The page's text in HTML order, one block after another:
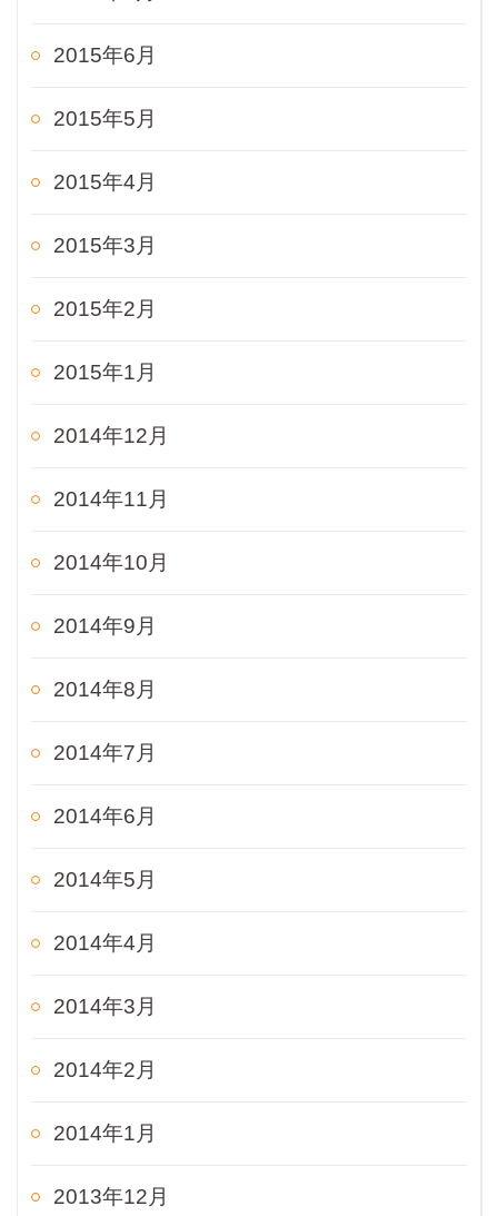
2015年6月
2015年5月
2015年4月
2015年3月
2015年2月
2015年1月
2014年12月
2014年11月
2014年10月
2014年9月
2014年8月
2014年7月
2014年6月
2014年5月
2014年4月
2014年3月
2014年2月
2014年1月
2013年12月